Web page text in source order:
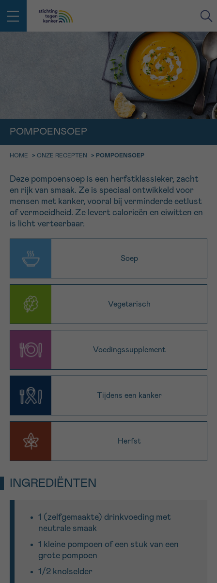
POMPOENSOEP
HOME > ONZE RECEPTEN > POMPOENSOEP
Deze pompoensoep is een herfstklassieker, zacht
en rijk van smaak. Ze is speciaal ontwikkeld voor
mensen met kanker, vooral bij verminderde eetlust
of vermoeidheid. Ze levert calorieën en eiwitten en
is licht verteerbaar.
Soep
Vegetarisch
Voedingssupplement
Tijdens een kanker
Herfst
INGREDIËNTEN
1 (zelfgemaakte) drinkvoeding met
neutrale smaak
1 kleine pompoen of een stuk van een
grote pompoen
1/2 knolselder
NAAM
IN DE STRIJD TEGEN KANKER STA
Professionele medewerkers beantwoorden je vragen
ma-vrij 9u tot 18u
Ik wil graag opgebeld worden
Meer weten over Kankerinfo
geen enkele diagnose
TERUG
NAAM
VOORNAAM
EMAIL
MIJN VRAAG
Sturen
Afspraak Vraag
KIES DE TIJDSSPANNE VAN JE AFSPRAAK
11h-13h
13h-16h
Verder